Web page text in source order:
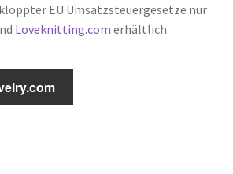
EU Umsatzsteuergesetze nur
Loveknitting.com erhältlich.